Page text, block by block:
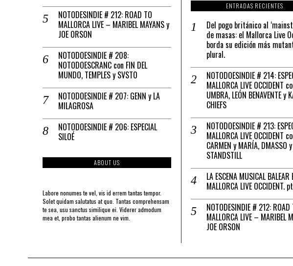
NOTODESINDIE # 212: ROAD TO
MALLORCA LIVE – MARIBEL MAYANS y
JOE ORSON
NOTODOESINDIE # 208:
NOTODOESCRANC con FIN DEL
MUNDO, TEMPLES y SVSTO
NOTODOESINDIE # 207: GENN y LA
MILAGROSA
NOTODOESINDIE # 206: ESPECIAL
SILOÉ
ABOUT US
Labore nonumes te vel, vis id errem tantas tempor.
Solet quidam salutatus at quo. Tantas comprehensam
te sea, usu sanctus similique ei. Viderer admodum
mea et, probo tantas alienum ne vim.
ENTRADAS RECIENTES
Del pogo británico al
de masas: el Mallorca Live
borda su edición más
plural.
NOTODOESINDIE # 214:
MALLORCA LIVE OCCIDENT
UMBRA, LEÓN BENAVENTE y
CHIEFS
NOTODOESINDIE # 213:
MALLORCA LIVE OCCIDENT
CARMEN y MARÍA, DMASSO y
STANDSTILL
LA ESCENA MUSICAL BALEAR
MALLORCA LIVE OCCIDENT.
NOTODESINDIE # 212: ROAD
MALLORCA LIVE – MARIBEL
JOE ORSON